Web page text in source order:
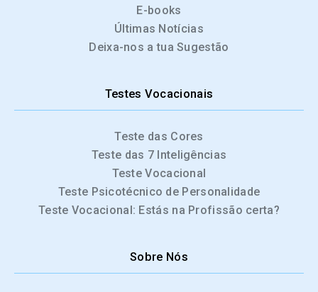
E-books
Últimas Notícias
Deixa-nos a tua Sugestão
Testes Vocacionais
Teste das Cores
Teste das 7 Inteligências
Teste Vocacional
Teste Psicotécnico de Personalidade
Teste Vocacional: Estás na Profissão certa?
Sobre Nós